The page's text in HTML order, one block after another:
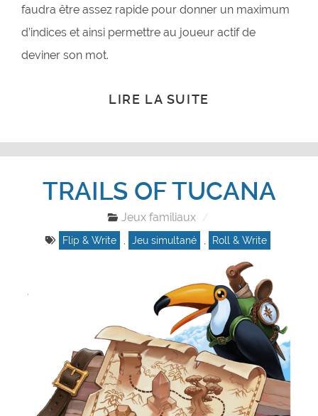
faudra être assez rapide pour donner un maximum
d’indices et ainsi permettre au joueur actif de
deviner son mot.
LIRE LA SUITE
TRAILS OF TUCANA
Jeux familiaux
Flip & Write Jeu simultané Roll & Write